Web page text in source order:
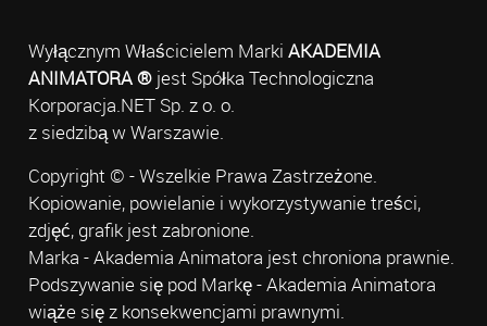
Wyłącznym Właścicielem Marki AKADEMIA
ANIMATORA ®jest Spółka Technologiczna
Korporacja.NET Sp. z o. o.
z siedzibą w Warszawie.
Copyright © - Wszelkie Prawa Zastrzeżone.
Kopiowanie, powielanie i wykorzystywanie treści,
zdjęć, grafik jest zabronione.
Marka - Akademia Animatora jest chroniona prawnie.
Podszywanie się pod Markę - Akademia Animatora
wiąże się z konsekwencjami prawnymi.